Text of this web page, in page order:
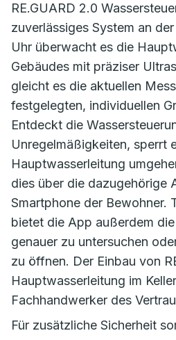
RE.GUARD 2.0
zuverlässiges System an
Uhr überwacht es die
Gebäudes mit präziser
gleicht es die aktuellen
festgelegten, individuellen
Entdeckt die
Unregelmäßigkeiten, sperrt
Hauptwasserleitung
dies über die dazugehörige
Smartphone der Bewohner.
bietet die App außerdem
genauer zu untersuchen
zu öffnen. Der Einbau von
Hauptwasserleitung im
Fachhandwerker des
Für zusätzliche Sicherheit